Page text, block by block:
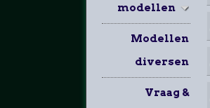
modellen
Modellen
diversen
Vraag &